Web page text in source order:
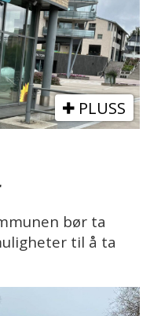
PLUSS
bør ta
til å ta